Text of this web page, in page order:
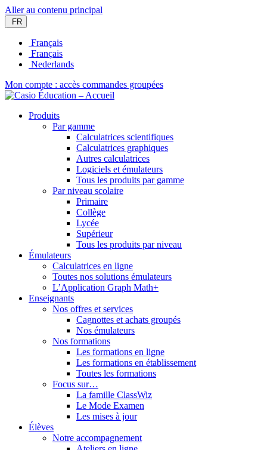
Aller au contenu principal
FR
Français
Français
Nederlands
Mon compte : accès commandes groupées
Produits
Par gamme
Calculatrices scientifiques
Calculatrices graphiques
Autres calculatrices
Logiciels et émulateurs
Tous les produits par gamme
Par niveau scolaire
Primaire
Collège
Lycée
Supérieur
Tous les produits par niveau
Émulateurs
Calculatrices en ligne
Toutes nos solutions émulateurs
L’Application Graph Math+
Enseignants
Nos offres et services
Cagnottes et achats groupés
Nos émulateurs
Nos formations
Les formations en ligne
Les formations en établissement
Toutes les formations
Focus sur…
La famille ClassWiz
Le Mode Examen
Les mises à jour
Élèves
Notre accompagnement